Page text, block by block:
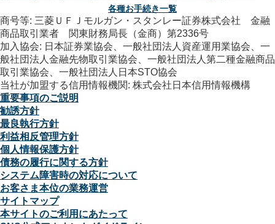
各種お手続き一覧
商号等: 三菱ＵＦＪモルガン・スタンレー証券株式会社 金融
商品取引業者 関東財務局長（金商）第2336号
加入協会: 日本証券業協会、一般社団法人資産運用業協会、一
般社団法人金融先物取引業協会、一般社団法人第二種金融商品
取引業協会、一般社団法人日本STO協会
当社が加盟する信用情報機関: 株式会社日本信用情報機構
重要事項のご説明
勧誘方針
最良執行方針
利益相反管理方針
個人情報保護方針
債務の履行に関する方針
システム障害時の対応について
お客さま本位の業務運営
サイトマップ
本サイトのご利用にあたって